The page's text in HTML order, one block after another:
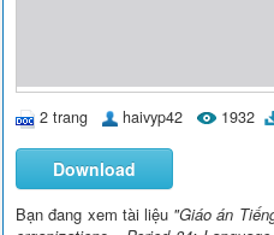
2 trang haivyp42 1932
Download
Bạn đang xem tài liệu "Giáo án